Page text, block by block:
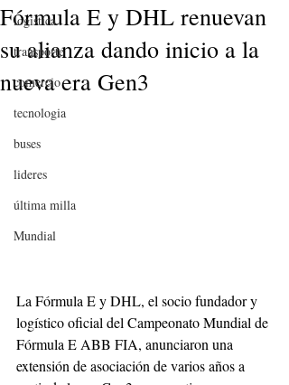
logistica
transporte
comercio
tecnologia
buses
lideres
última milla
Mundial
Fórmula E y DHL renuevan
su alianza dando inicio a la
nueva era Gen3
La Fórmula E y DHL, el socio fundador y
logístico oficial del Campeonato Mundial de
Fórmula E ABB FIA, anunciaron una
extensión de asociación de varios años a